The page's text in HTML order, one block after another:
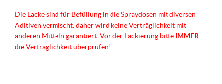
Die Lacke sind für Befüllung in die Spraydosen mit diversen
Aditiven vermischt, daher wird keine Verträglichkeit mit
anderen Mitteln garantiert. Vor der Lackierung bitte IMMER
die Verträglichkeit überprüfen!